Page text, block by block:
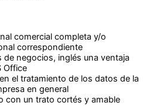
comercial completa y/o
correspondiente
de negocios, inglés una ventaja
Office
el tratamiento de los datos de la
en general
con un trato cortés y amable